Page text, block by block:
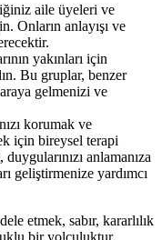
aile üyeleri ve
Onların anlayışı ve
yakınları için
Bu gruplar, benzer
gelmenizi ve
korumak ve
için bireysel terapi
anlamanıza
geliştirmenize yardımcı
etmek, sabır, kararlılık
bir yolculuktur.